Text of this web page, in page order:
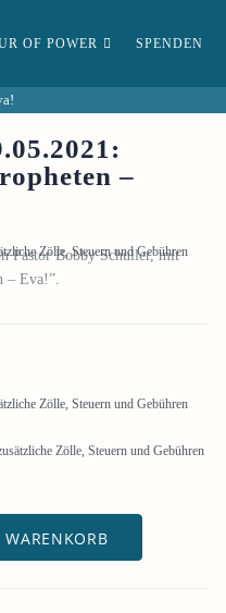
OF POWER SPENDEN
–
Zölle, Steuern und Gebühren
Zölle, Steuern und Gebühren
Pastor Bobby Schuller, mit
– Eva!”.
Zölle, Steuern und Gebühren